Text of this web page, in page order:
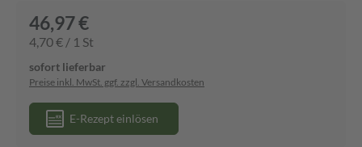
46,97 €
4,70 € / 1 St
sofort lieferbar
Preise inkl. MwSt. ggf. zzgl. Versandkosten
E-Rezept einlösen